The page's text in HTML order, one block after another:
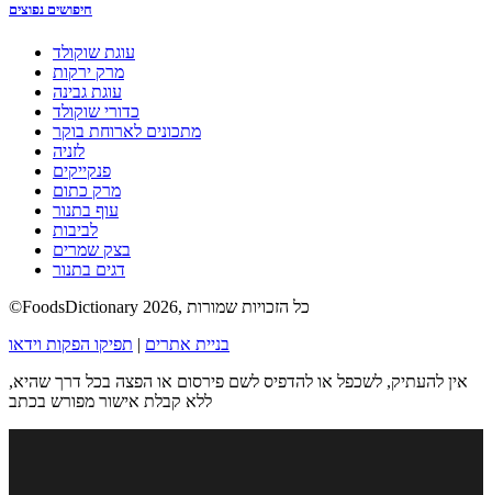
חיפושים נפוצים
עוגת שוקולד
מרק ירקות
עוגת גבינה
כדורי שוקולד
מתכונים לארוחת בוקר
לזניה
פנקייקים
מרק כתום
עוף בתנור
לביבות
בצק שמרים
דגים בתנור
©FoodsDictionary 2026, כל הזכויות שמורות
בניית אתרים
תפיקו הפקות וידאו
אין להעתיק, לשכפל או להדפיס לשם פירסום או הפצה בכל דרך שהיא,
ללא קבלת אישור מפורש בכתב